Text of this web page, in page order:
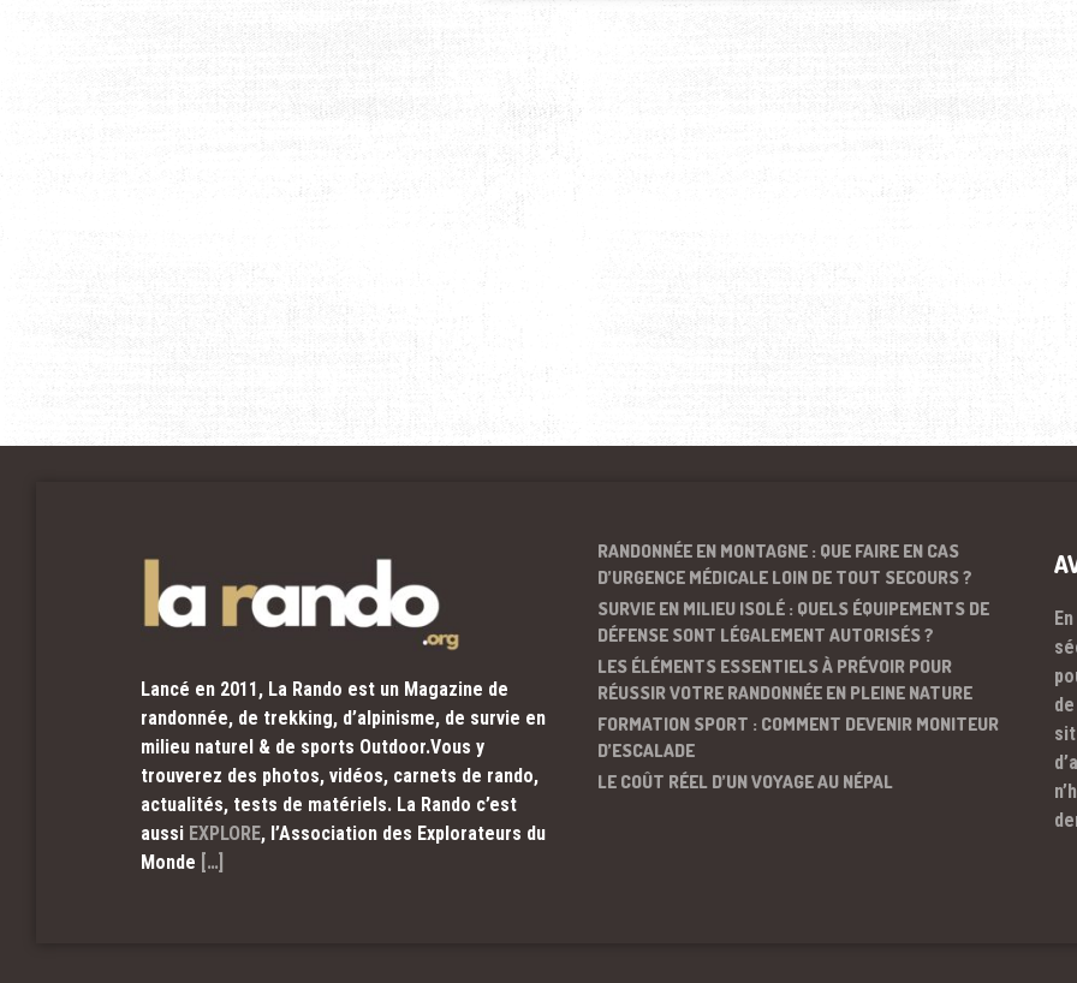
Lancé en 2011, La Rando est un Magazine de
randonnée, de trekking, d’alpinisme, de survie en
milieu naturel & de sports Outdoor.Vous y
trouverez des photos, vidéos, carnets de rando,
actualités, tests de matériels. La Rando c’est
aussi EXPLORE, l’Association des Explorateurs du
Monde […]
RANDONNÉE EN MONTAGNE : QUE FAIRE EN CAS
D’URGENCE MÉDICALE LOIN DE TOUT SECOURS ?
SURVIE EN MILIEU ISOLÉ : QUELS ÉQUIPEMENTS DE
DÉFENSE SONT LÉGALEMENT AUTORISÉS ?
LES ÉLÉMENTS ESSENTIELS À PRÉVOIR POUR
RÉUSSIR VOTRE RANDONNÉE EN PLEINE NATURE
FORMATION SPORT : COMMENT DEVENIR MONITEUR
D’ESCALADE
LE COÛT RÉEL D’UN VOYAGE AU NÉPAL